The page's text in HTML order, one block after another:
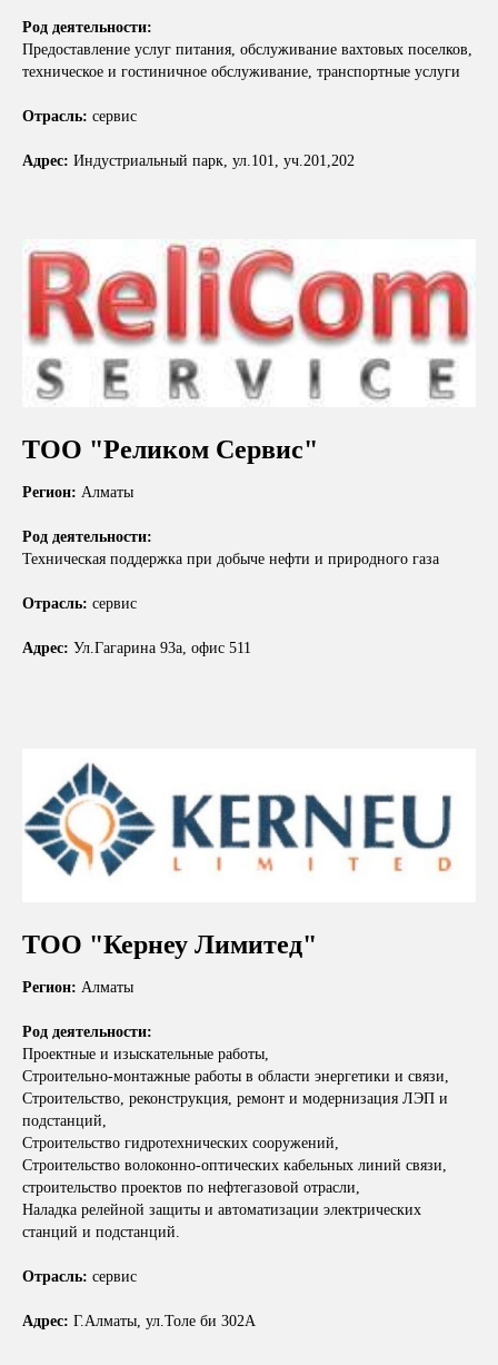
Род деятельности:
Предоставление услуг питания, обслуживание вахтовых поселков,
техническое и гостиничное обслуживание, транспортные услуги
Отрасль: сервис
Адрес: Индустриальный парк, ул.101, уч.201,202
ТОО "Реликом Сервис"
Регион: Алматы
Род деятельности:
Техническая поддержка при добыче нефти и природного газа
Отрасль: сервис
Адрес: Ул.Гагарина 93а, офис 511
ТОО "Кернеу Лимитед"
Регион: Алматы
Род деятельности:
Проектные и изыскательные работы,
Строительно-монтажные работы в области энергетики и связи,
Строительство, реконструкция, ремонт и модернизация ЛЭП и
подстанций,
Строительство гидротехнических сооружений,
Строительство волоконно-оптических кабельных линий связи,
строительство проектов по нефтегазовой отрасли,
Наладка релейной защиты и автоматизации электрических
станций и подстанций.
Отрасль: сервис
Адрес: Г.Алматы, ул.Толе би 302А